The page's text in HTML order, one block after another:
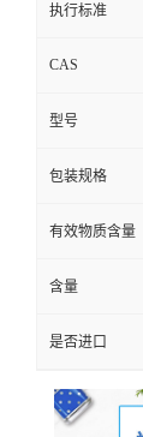
执行标准
CAS
型号
包装规格
有效物质含量
含量
是否进口